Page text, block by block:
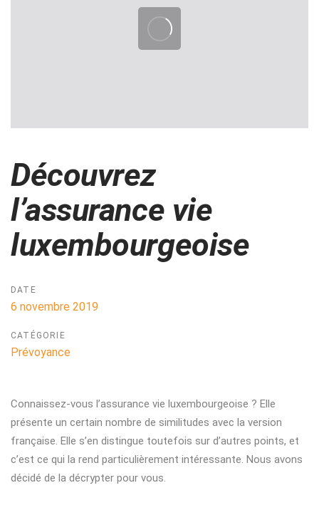
Découvrez
l’assurance vie
luxembourgeoise
DATE
6 novembre 2019
CATÉGORIE
Prévoyance
Connaissez-vous l’assurance vie luxembourgeoise ? Elle
présente un certain nombre de similitudes avec la version
française. Elle s’en distingue toutefois sur d’autres points, et
c’est ce qui la rend particulièrement intéressante. Nous avons
décidé de la décrypter pour vous.